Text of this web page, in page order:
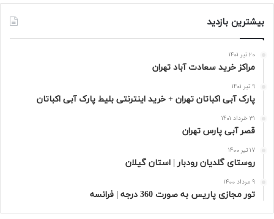
بیشترین بازدید
20 تیر 1401
مراکز خرید سعادت‌ آباد تهران
9 تیر 1401
پارک آبی اکباتان تهران + خرید اینترنتی بلیط پارک آبی اکباتان
31 خرداد 1401
قصر آبی پارس تهران
17 تیر 1400
روستای گلدیان رودبار | استان گیلان
9 مرداد 1400
تور مجازی پاریس به صورت 360 درجه | فرانسه